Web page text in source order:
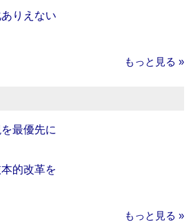
りえない
もっと見る »
最優先に
的改革を
もっと見る »